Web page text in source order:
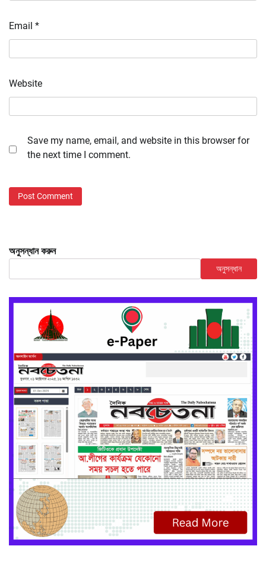
Email *
Website
Save my name, email, and website in this browser for
the next time I comment.
অনুসন্ধান করুন
অনুসন্ধান